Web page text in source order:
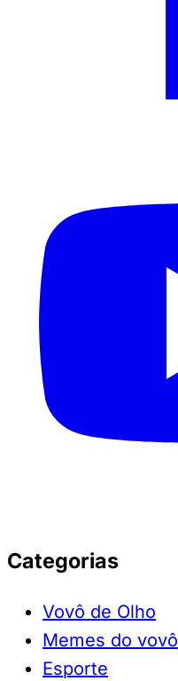
Categorias
Vovô de Olho
Memes do vovô
Esporte